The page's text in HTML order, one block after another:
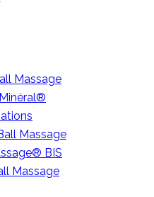
Massage
Massage
BIS
Massage